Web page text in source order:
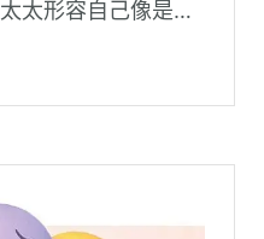
太形容自己像是踩